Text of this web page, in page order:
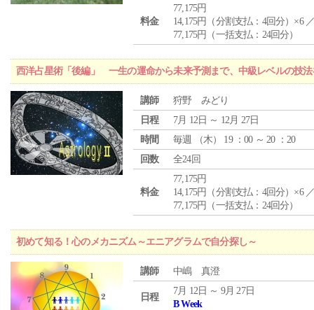
料金
77,175円
14,175円（分割支払：4回分）×6
77,175円（一括支払：24回分）
西洋占星術「後編」 一生の運命から未来予測まで、中級レベルの技法
講師
狩野 みどり
日程
7月 12日 ～ 12月 27日
時間
毎週 （木） 19 ：00 ～ 20 ：20
回数
全24回
料金
77,175円
14,175円（分割支払：4回分）×6
77,175円（一括支払：24回分）
初めて知る！心のメカニズム～エニアグラムで自分探し～
講師 中嶋 真澄
日程
7月 12日 ～ 9月 27日
B Week